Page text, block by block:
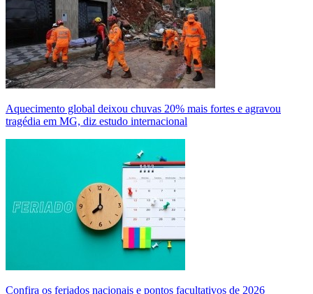
Aquecimento global deixou chuvas 20% mais fortes e agravou
tragédia em MG, diz estudo internacional
Confira os feriados nacionais e pontos facultativos de 2026